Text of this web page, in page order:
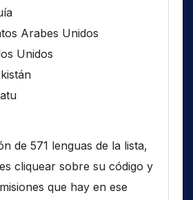
Arabes Unidos
Unidos
de 571 lenguas de la lista,
cliquear sobre su código y
que hay en ese